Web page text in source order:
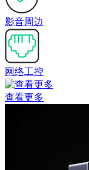
影音周边
网络工控
查看更多